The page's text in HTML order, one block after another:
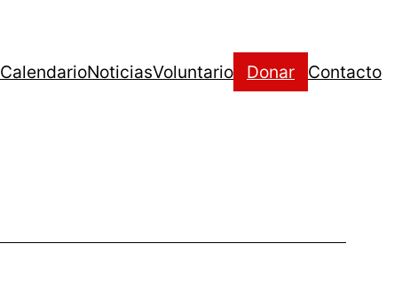
CalendarioNoticiasVoluntario Donar Contacto